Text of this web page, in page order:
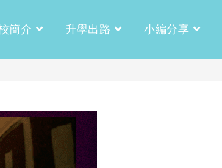
簡介 升學出路 小編分享